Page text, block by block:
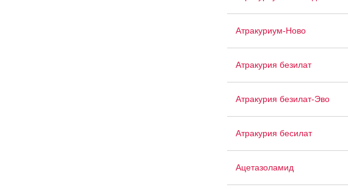
Атракуриум-Ново
Атракурия безилат
Атракурия безилат-Эво
Атракурия бесилат
Ацетазоламид